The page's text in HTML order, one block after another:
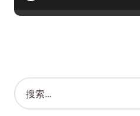
搜
索
：